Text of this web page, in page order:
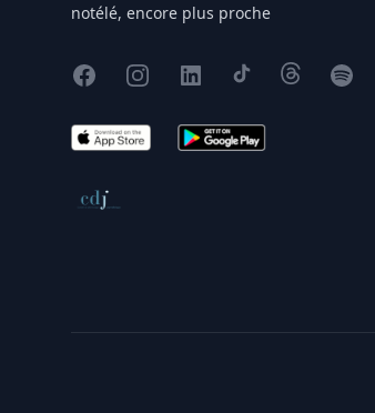
notélé, encore plus proche
FacebookInstagram
X TikTokThreadsSpotify
App Store Google Play
Conseil de déontologie journalistique